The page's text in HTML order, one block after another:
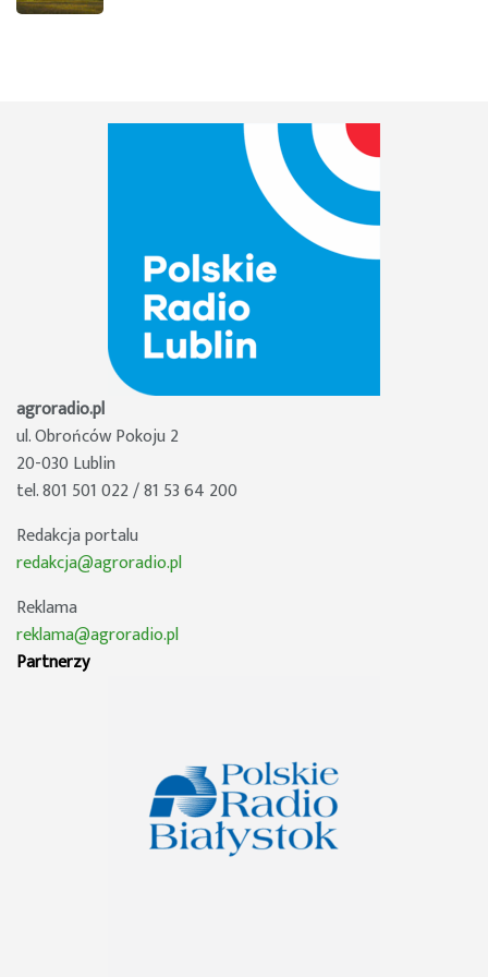
agroradio.pl
ul. Obrońców Pokoju 2
20-030 Lublin
tel. 801 501 022 / 81 53 64 200
Redakcja portalu
redakcja@agroradio.pl
Reklama
reklama@agroradio.pl
Partnerzy